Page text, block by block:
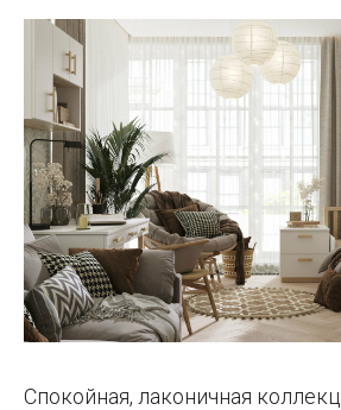
Спокойная, лаконичная